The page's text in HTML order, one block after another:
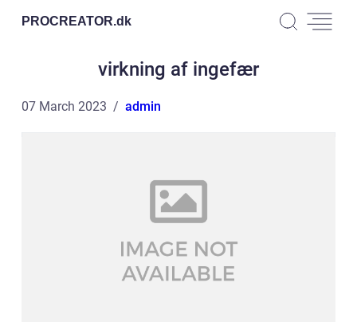
PROCREATOR.dk
virkning af ingefær
07 March 2023 admin